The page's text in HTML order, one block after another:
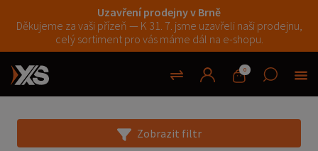
Uzavření prodejny v Brně
Děkujeme za vaši přízeň — K 31. 7. jsme uzavřeli naši prodejnu,
celý sortiment pro vás máme dál na e-shopu.
0
Zobrazit filtr